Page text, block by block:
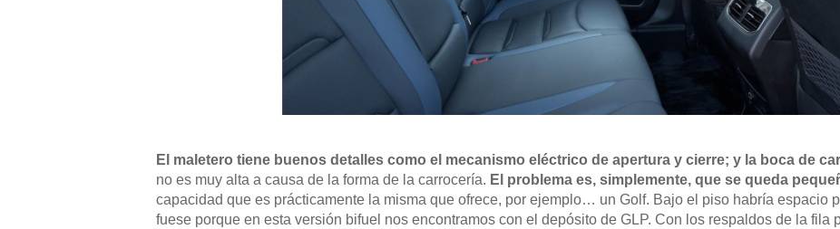
El maletero tiene buenos detalles como el mecanismo eléctrico de apertura y cierre; y la boca de
no es muy alta a causa de la forma de la carrocería. El problema es, simplemente, que se queda
capacidad que es prácticamente la misma que ofrece, por ejemplo… un Golf. Bajo el piso habría espacio
fuese porque en esta versión bifuel nos encontramos con el depósito de GLP. Con los respaldos de la fila